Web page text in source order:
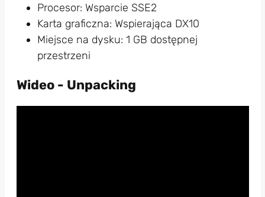
Procesor: Wsparcie SSE2
Karta graficzna: Wspierająca DX10
Miejsce na dysku: 1 GB dostępnej
przestrzeni
Wideo - Unpacking